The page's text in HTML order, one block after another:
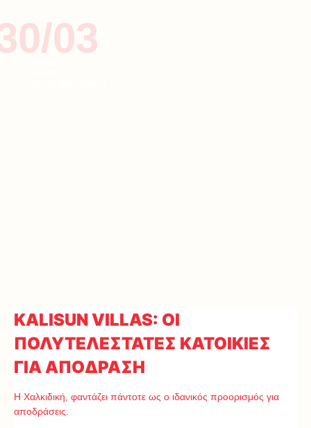
03
KALISUN VILLAS: ΟΙ
ΠΟΛΥΤΕΛΕΣΤΑΤΕΣ ΚΑΤΟΙΚΙΕΣ
ΓΙΑ ΑΠΟΔΡΑΣΗ
Η Χαλκιδική, φαντάζει πάντοτε ως ο ιδανικός προορισμός για
αποδράσεις.